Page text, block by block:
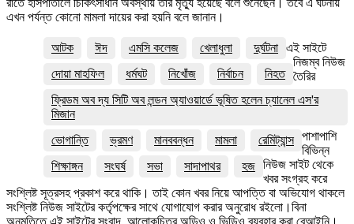
এখন পর্যন্ত কোনো মামলা দায়ের করা হয়নি বলে জানান।
আটক ঈদ এমসি কলেজ খেলাধুলা
দুর্ঘটনা
দোয়া মাহফিল
ধর্মঘট নিখোঁজ নির্বাচন
নিহত
ফ্রিডম অব দ্য সিটি অব লন্ডন অ্যাওয়ার্ডে ভূষিত হলেন চ্যানেল এস'র
মিজান
ভোগান্তি
ভ্রমণ মানববন্ধন মামলা
রেমিট্যান্স
শিক্ষাঙ্গন
সংঘর্ষ সভা সাদাপাথর হজ
এই সাইটে
নিজম্ব নিউজ
তৈরির
পাশাপাশি
বিভিন্ন
নিউজ সাইট থেকে
খবর সংগ্রহ করে
সংশ্লিষ্ট সূত্রসহ প্রকাশ করে থাকি। তাই কোন খবর নিয়ে আপত্তি বা অভিযোগ থাকলে
সংশ্লিষ্ট নিউজ সাইটের কর্তৃপক্ষের সাথে যোগাযোগ করার অনুরোধ রইলো।বিনা
অনুমতিতে এই সাইটের সংবাদ, আলোকচিত্র অডিও ও ভিডিও ব্যবহার করা বেআইনি।